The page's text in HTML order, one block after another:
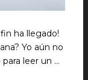
ha llegado!
Yo aún no
leer un …